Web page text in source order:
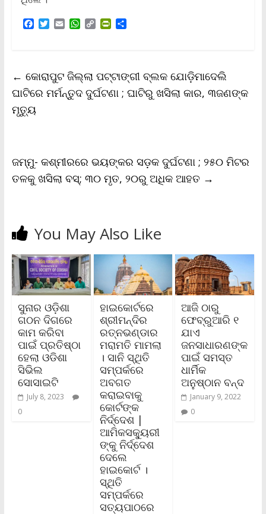
F
o
o
k
T
e
r
E
W
A
p
p
C
i
n
k
P
F
r
i
S
← କୋରାପୁଟ ଜିଲ୍ଲା ପଟ୍ଟାଙ୍ଗୀ ବ୍ଲକ ଯୋଡ଼ିମାଦେଲି
ଘାଟିରେ ମର୍ମନ୍ତୁଦ ଦୁର୍ଘଟଣା ; ଘାଟିରୁ ଖସିଲା କାର, ୩ଜଣଙ୍କ
ମୃତ୍ୟୁ
ଜମ୍ମୁ- କଶ୍ମୀରରେ ଭୟଙ୍କର ସଡ଼କ ଦୁର୍ଘଟଣା ; ୨୫୦ ମିଟର
ତଳକୁ ଖସିଲା ବସ୍‌; ୩୦ ମୃତ, ୨୦ରୁ ଅଧିକ ଆହତ →
You May Also Like
ସୁନାର ଓଡ଼ିଶା
ଗଠନ ଦିଗରେ
କାମ କରିବା
ପାଇଁ ପ୍ରତିଷ୍ଠା
ହେଲା ଓଡିଶା
ସିଭିଲ
ସୋସାଇଟି
July 8, 2023
0
ହାଇକୋର୍ଟରେ
ଶ୍ରୀମନ୍ଦିର
ରତ୍ନଭଣ୍ଡାର
ମରାମତି ମାମଲା
। ସାନି ସ୍ଥିତି
ସମ୍ପର୍କରେ
ଅବଗତ
କରାଇବାକୁ
କୋର୍ଟଙ୍କ
ନିର୍ଦ୍ଦେଶ |
ଆମିକସକ୍ୟୁରୀ
ଙ୍କୁ ନିର୍ଦ୍ଦେଶ
ଦେଲେ
ହାଇକୋର୍ଟ ।
ସ୍ଥିତି
ସମ୍ପର୍କରେ
ସତ୍ୟପାଠରେ
ଆଜି ଠାରୁ
ଫେବ୍ରୁଆରି ୧
ଯାଏ
ଜନସାଧାରଣଙ୍କ
ପାଇଁ ସମସ୍ତ
ଧାର୍ମିକ
ଅନୁଷ୍ଠାନ ବନ୍ଦ
January 9, 2022
0